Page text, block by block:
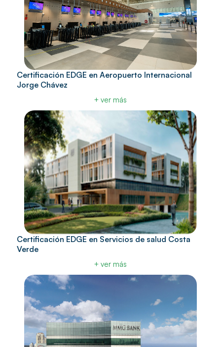
Certificación EDGE en Aeropuerto Internacional
Jorge Chávez
+ ver más
Certificación EDGE en Servicios de salud Costa
Verde
+ ver más